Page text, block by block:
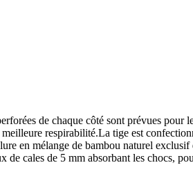
de chaque côté sont prévues pour
respirabilité.La tige est
en mélange de bambou naturel exclusif
cales de 5 mm absorbant les chocs,